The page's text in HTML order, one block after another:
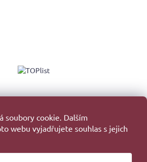
soubory cookie. Dalším
webu vyjadřujete souhlas s jejich